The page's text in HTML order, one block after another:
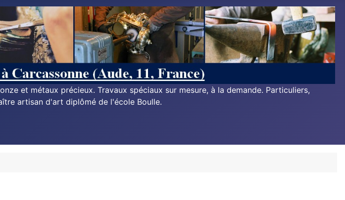
et métaux précieux. Travaux spéciaux sur mesure, à la demande. Particuliers,
artisan d'art diplômé de l'école Boulle.